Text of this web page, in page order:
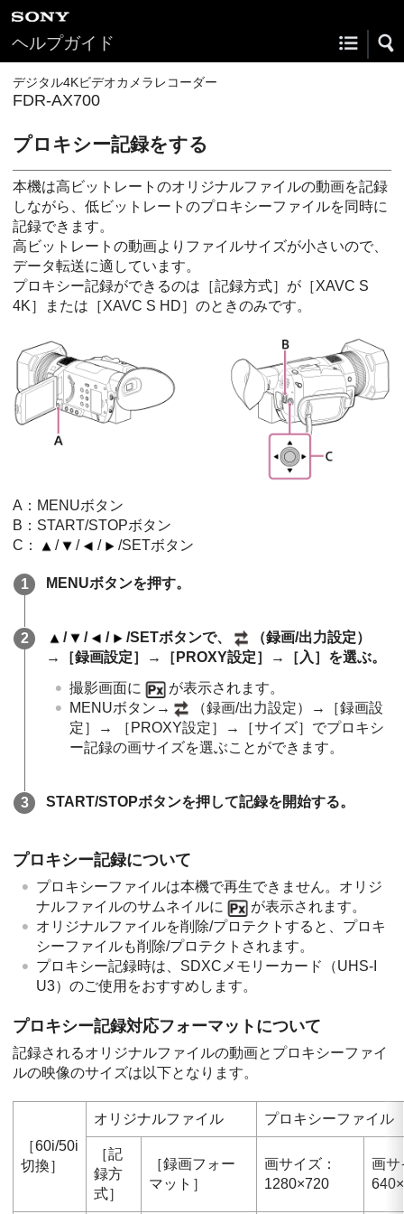
ヘルプガイド
デジタル4Kビデオカメラレコーダー
FDR-AX700
プロキシー記録をする
本機は高ビットレートのオリジナルファイルの動画を記録
しながら、低ビットレートのプロキシーファイルを同時に
記録できます。
高ビットレートの動画よりファイルサイズが小さいので、
データ転送に適しています。
プロキシー記録ができるのは［記録方式］が［XAVC S
4K］または［XAVC S HD］のときのみです。
A：MENUボタン
B：START/STOPボタン
C：
/ / / /SETボタン
MENUボタンを押す。
/ / / /SETボタンで、
（録画/出力設定）
→［録画設定］→［PROXY設定］→［入］を選ぶ。
撮影画面に
が表示されます。
MENUボタン→
（録画/出力設定）→［録画設
定］→ ［PROXY設定］→［サイズ］でプロキシ
ー記録の画サイズを選ぶことができます。
START/STOPボタンを押して記録を開始する。
プロキシー記録について
プロキシーファイルは本機で再生できません。オリジ
ナルファイルのサムネイルに
が表示されます。
オリジナルファイルを削除/プロテクトすると、プロキ
シーファイルも削除/プロテクトされます。
プロキシー記録時は、SDXCメモリーカード（UHS-I
U3）のご使用をおすすめします。
プロキシー記録対応フォーマットについて
記録されるオリジナルファイルの動画とプロキシーファイ
ルの映像のサイズは以下となります。
［60i/50i
切換］
オリジナルファイル プロキシーファイル
［記
録方
式］
［録画フォー
マット］
画サイズ：
1280×720
画サ